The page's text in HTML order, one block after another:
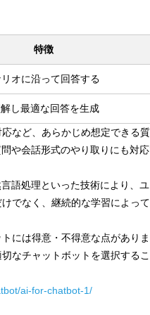
特徴
オに沿って回答する
し最適な回答を生成
など、あらかじめ想定できる
や会話形式のやり取りにも対
語処理といった技術により、
でなく、継続的な学習によっ
には得意・不得意な点があり
なチャットボットを選択す
ai-for-chatbot-1/